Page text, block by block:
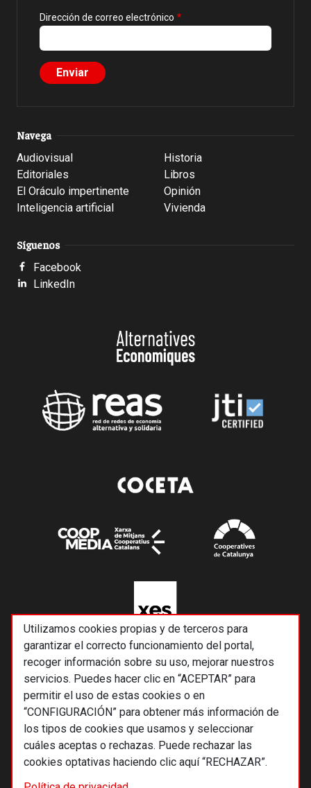
Utilizamos cookies propias y de terceros para
garantizar el correcto funcionamiento del portal,
recoger información sobre su uso, mejorar nuestros
servicios. Puedes hacer clic en “ACEPTAR” para
permitir el uso de estas cookies o en
“CONFIGURACIÓN” para obtener más información de
los tipos de cookies que usamos y seleccionar
cuáles aceptas o rechazas. Puede rechazar las
cookies optativas haciendo clic aquí “RECHAZAR”.
Dirección de correo electrónico
Navega
Audiovisual
Editoriales
El Oráculo impertinente
Inteligencia artificial
Historia
Libros
Opinión
Vivienda
Síguenos
Facebook
LinkedIn
© 2026 Alternativas económicas SCCL